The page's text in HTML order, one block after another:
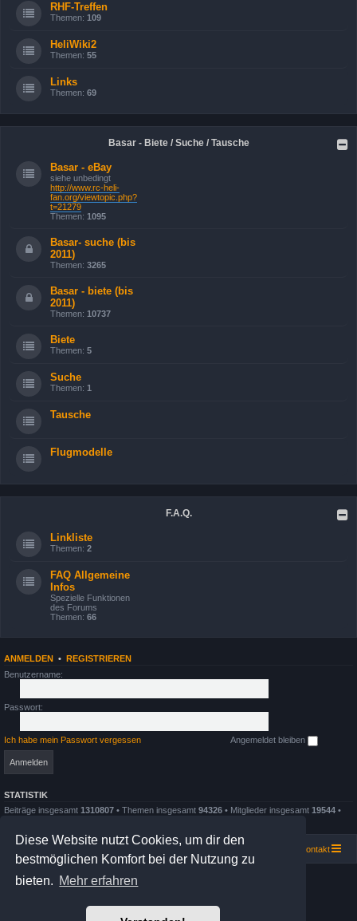
Diese Website nutzt Cookies, um dir den
bestmöglichen Komfort bei der Nutzung zu
bieten. Mehr erfahren
RHF-Treffen
Themen: 109
HeliWiki2
Themen: 55
Links
Themen: 69
Basar - Biete / Suche / Tausche
Basar - eBay
siehe unbedingt
http://www.rc-heli-
fan.org/viewtopic.php?
t=21279
Themen: 1095
Basar- suche (bis
2011)
Themen: 3265
Basar - biete (bis
2011)
Themen: 10737
Biete
Themen: 5
Suche
Themen: 1
Tausche
Flugmodelle
F.A.Q.
Linkliste
Themen: 2
FAQ Allgemeine
Infos
Spezielle Funktionen
des Forums
Themen: 66
ANMELDEN • REGISTRIEREN
Benutzername:
Passwort:
Ich habe mein Passwort vergessen Angemeldet bleiben
STATISTIK
Beiträge insgesamt 1310807 • Themen insgesamt 94326 • Mitglieder insgesamt 19544 •
Kontakt
Board Magic Powered by
Powered byphpBB® Forum Software © phpBB Limited